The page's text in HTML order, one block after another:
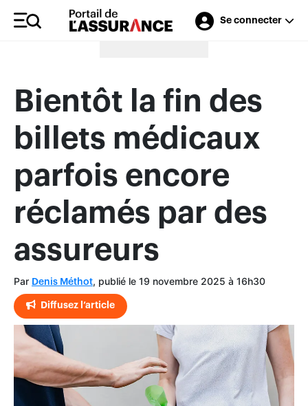
Se connecter
Merci à nos annonceurs
Bientôt la fin des
billets médicaux
parfois encore
réclamés par des
assureurs
Par Denis Méthot, publié le 19 novembre 2025 à 16h30
Diffusez l’article